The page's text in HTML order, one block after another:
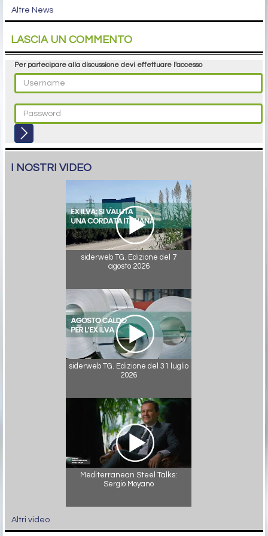
Altre News
LASCIA UN COMMENTO
Per partecipare alla discussione devi effettuare l'accesso
I NOSTRI VIDEO
siderweb TG. Edizione del 7
agosto 2026
siderweb TG. Edizione del 31 luglio
2026
Mediterranean Steel Talks:
Sergio Moyano
Altri video